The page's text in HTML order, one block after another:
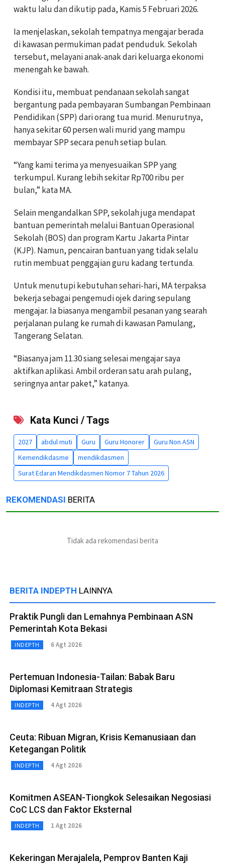
waktu lalu dan dikutip pada, Kamis 5 Februari 2026.
Ia menjelaskan, sekolah tempatnya mengajar berada
di kawasan permukiman padat penduduk. Sekolah
tersebut, melayani anak-anak dari keluarga ekonomi
menengah ke bawah.
Kondisi itu, membuat pendanaan sekolah sangat
bergantung pada pembayaran Sumbangan Pembinaan
Pendidikan (SPP) dari orang tua murid. Menurutnya,
hanya sekitar 60 persen wali murid yang mampu
membayar SPP secara penuh setiap bulan.
“Yang kami terima ya menyesuaikan SPP yang
terkumpul. Kurang lebih sekitar Rp700 ribu per
bulan,” kata MA.
Selain mengandalkan SPP, sekolah juga mendapat
bantuan pemerintah melalui Bantuan Operasional
Sekolah (BOS) dan program Kartu Jakarta Pintar
(KJP). Namun, pencairan bantuan yang tidak selalu
rutin membuat penggajian guru kadang tertunda.
Untuk menutupi kebutuhan sehari-hari, MA terpaksa
bekerja sebagai pengemudi ojek daring sepulang
mengajar. Ia biasanya mengambil pesanan yang searah
perjalanan pulang ke rumah di kawasan Pamulang,
Tangerang Selatan.
“Biasanya jam 11.30 siang selesai mengajar saya
aktifkan aplikasi. Ambil orderan satu arah pulang,
seringnya antar paket,” katanya.
Kata Kunci / Tags
2027 abdul muti Guru Guru Honorer
Guru Non ASN
Kemendikdasme
mendikdasmen
Surat Edaran Mendikdasmen Nomor 7 Tahun 2026
REKOMENDASI BERITA
Tidak ada rekomendasi berita
BERITA INDEPTH LAINNYA
Praktik Pungli dan Lemahnya Pembinaan ASN
Pemerintah Kota Bekasi
INDEPTH 6 Agt 2026
Pertemuan Indonesia-Tailan: Babak Baru
Diplomasi Kemitraan Strategis
INDEPTH 4 Agt 2026
Ceuta: Ribuan Migran, Krisis Kemanusiaan dan
Ketegangan Politik
INDEPTH 4 Agt 2026
Komitmen ASEAN-Tiongkok Selesaikan Negosiasi
CoC LCS dan Faktor Eksternal
INDEPTH 1 Agt 2026
Kekeringan Merajalela, Pemprov Banten Kaji